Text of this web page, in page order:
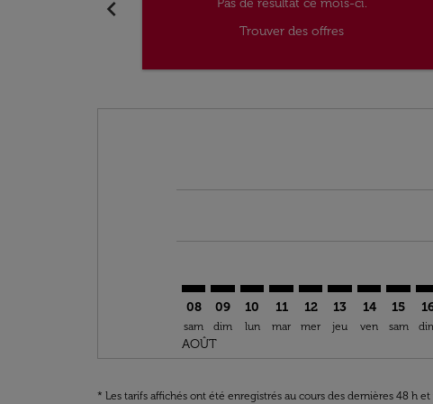
chevron_left
Pas de résultat ce mois-ci.
Trouver des offres
08
sam
AOÛT
09
dim
10
lun
11
mar
12
mer
13
jeu
14
ven
15
sam
* Les tarifs affichés ont été enregistrés au cours des dernières 48 h